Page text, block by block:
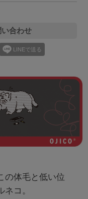
合わせ
LINEで送る
の体毛と低い位
コ。